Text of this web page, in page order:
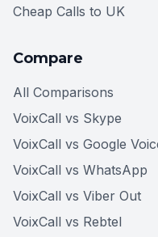
Cheap Calls to UK
Compare
All Comparisons
VoixCall vs Skype
VoixCall vs Google
VoixCall vs WhatsApp
VoixCall vs Viber Out
VoixCall vs Rebtel